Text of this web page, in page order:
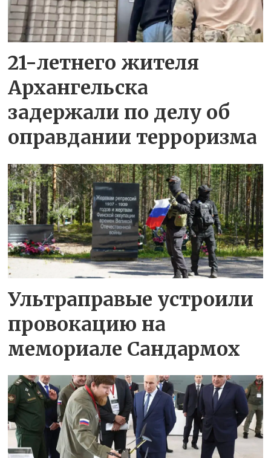
21-летнего жителя
Архангельска
задержали по делу об
оправдании терроризма
Ультраправые устроили
провокацию на
мемориале Сандармох